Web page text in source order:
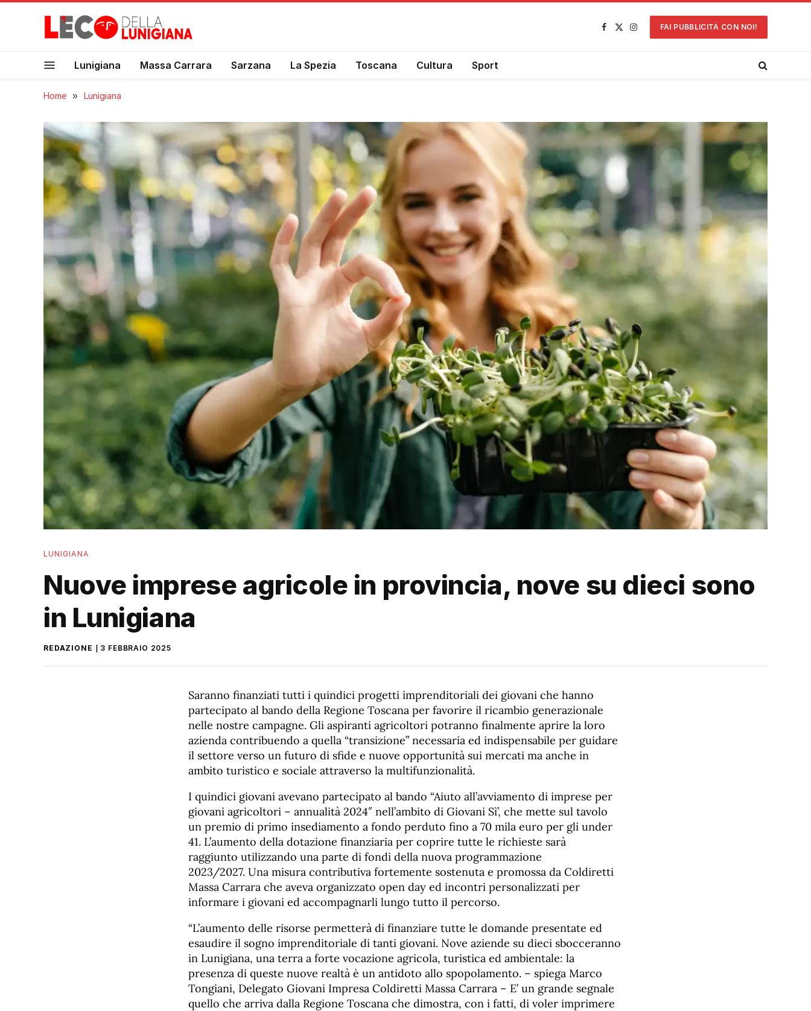
Facebook
X
Instagram
FAI PUBBLICITÀ CON NOI!
Lunigiana Massa Carrara Sarzana La Spezia Toscana Cultura Sport
Home » Lunigiana
LUNIGIANA
Nuove imprese agricole in provincia, nove su dieci sono
in Lunigiana
REDAZIONE 3 FEBBRAIO 2025
Saranno finanziati tutti i quindici progetti imprenditoriali dei giovani che hanno
partecipato al bando della Regione Toscana per favorire il ricambio generazionale
nelle nostre campagne. Gli aspiranti agricoltori potranno finalmente aprire la loro
azienda contribuendo a quella “transizione” necessaria ed indispensabile per guidare
il settore verso un futuro di sfide e nuove opportunità sui mercati ma anche in
ambito turistico e sociale attraverso la multifunzionalità.
I quindici giovani avevano partecipato al bando “Aiuto all’avviamento di imprese per
giovani agricoltori – annualità 2024″ nell’ambito di Giovani Sì’, che mette sul tavolo
un premio di primo insediamento a fondo perduto fino a 70 mila euro per gli under
41. L’aumento della dotazione finanziaria per coprire tutte le richieste sarà
raggiunto utilizzando una parte di fondi della nuova programmazione
2023/2027. Una misura contributiva fortemente sostenuta e promossa da Coldiretti
Massa Carrara che aveva organizzato open day ed incontri personalizzati per
informare i giovani ed accompagnarli lungo tutto il percorso.
“L’aumento delle risorse permetterà di finanziare tutte le domande presentate ed
esaudire il sogno imprenditoriale di tanti giovani. Nove aziende su dieci sbocceranno
in Lunigiana, una terra a forte vocazione agricola, turistica ed ambientale: la
presenza di queste nuove realtà è un antidoto allo spopolamento. – spiega Marco
Tongiani, Delegato Giovani Impresa Coldiretti Massa Carrara – E’ un grande segnale
quello che arriva dalla Regione Toscana che dimostra, con i fatti, di voler imprimere